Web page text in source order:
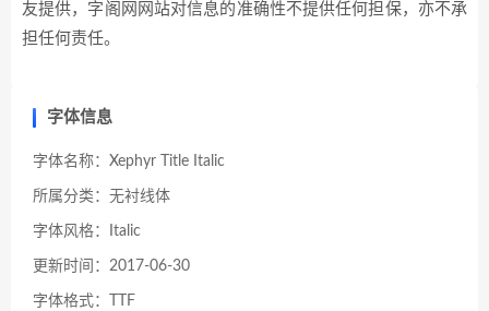
友提供，字阁网网站对信息的准确性不提供任何担保，亦不承
担任何责任。
字体信息
字体名称：Xephyr Title Italic
所属分类：无衬线体
字体风格：Italic
更新时间：2017-06-30
字体格式：TTF